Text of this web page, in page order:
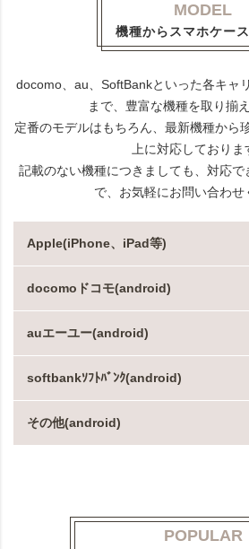
MODEL
機種からスマホケー
docomo、au、SoftBankといった各キャ
まで、豊富な機種を取り揃
定番のモデルはもちろん、最新機種から
上に対応しておりま
記載のない機種につきましても、対応
で、お気軽にお問い合わせ
Apple(iPhone、iPad等)
docomoドコモ(android)
auエーユー(android)
softbankｿﾌﾄﾊﾞﾝｸ(android)
その他(android)
POPULAR